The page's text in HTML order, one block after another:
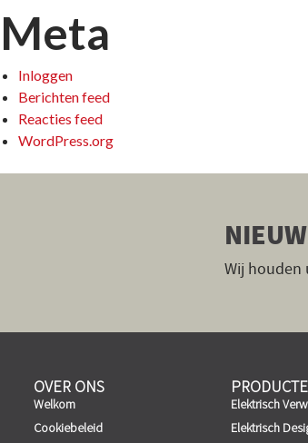
Meta
Inloggen
Berichten feed
Reacties feed
WordPress.org
Wij houden
OVER ONS
Welkom
Cookiebeleid
Elektrisch
Elektrisch